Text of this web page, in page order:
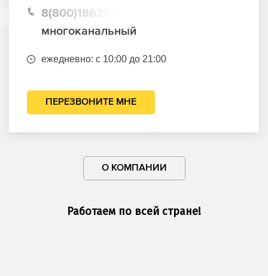
8(800)1862102
многоканальный
ежедневно: с 10:00 до 21:00
ПЕРЕЗВОНИТЕ МНЕ
О КОМПАНИИ
Работаем по всей стране!